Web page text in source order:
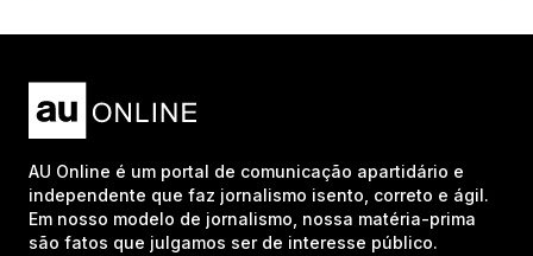
AU Online é um portal de comunicação apartidário e
independente que faz jornalismo isento, correto e ágil.
Em nosso modelo de jornalismo, nossa matéria-prima
são fatos que julgamos ser de interesse público.